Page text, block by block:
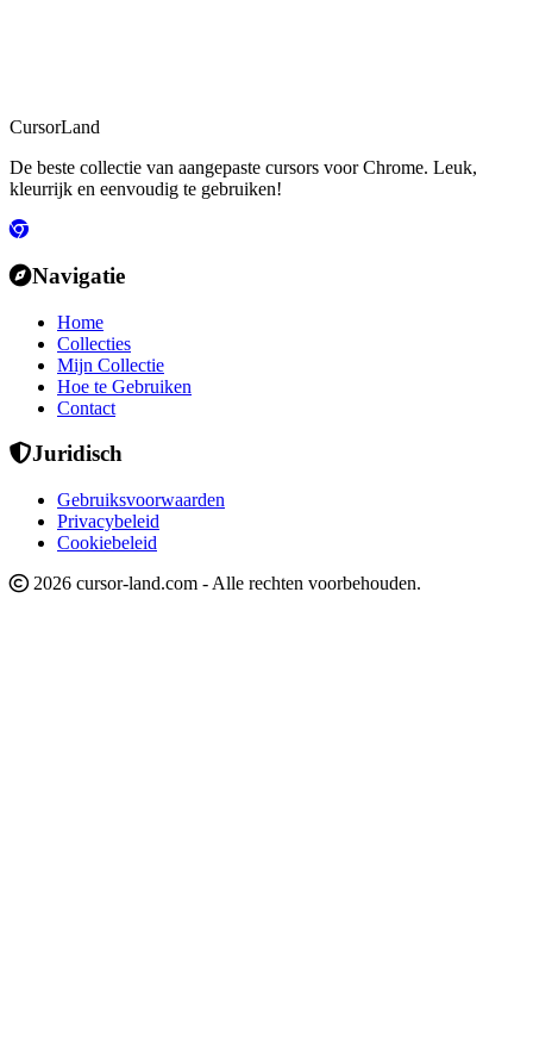
CursorLand
De beste collectie van aangepaste cursors voor Chrome. Leuk,
kleurrijk en eenvoudig te gebruiken!
Navigatie
Home
Collecties
Mijn Collectie
Hoe te Gebruiken
Contact
Juridisch
Gebruiksvoorwaarden
Privacybeleid
Cookiebeleid
2026 cursor-land.com - Alle rechten voorbehouden.